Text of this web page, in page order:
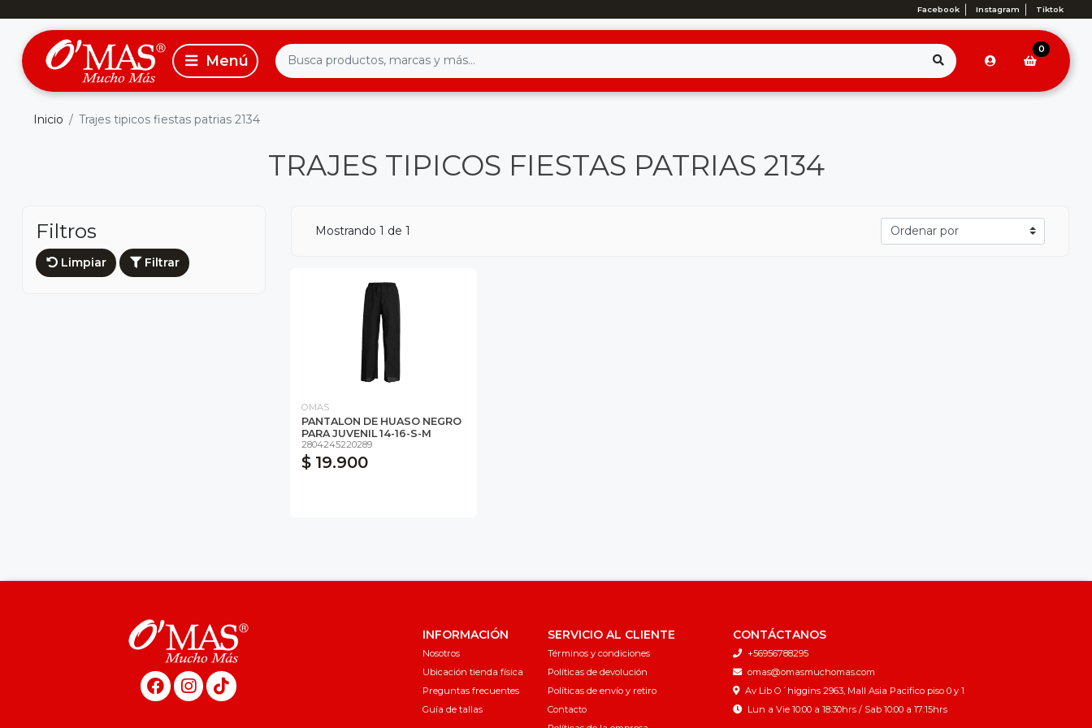
Facebook Instagram Tiktok
0
Inicio Trajes tipicos fiestas patrias 2134
TRAJES TIPICOS FIESTAS PATRIAS 2134
Filtros
Limpiar Filtrar
Mostrando 1 de 1
OMAS
PANTALON DE HUASO NEGRO
PARA JUVENIL 14-16-S-M
2804245220289
$ 19.900
INFORMACIÓN
Nosotros
Ubicación tienda física
Preguntas frecuentes
Guía de tallas
SERVICIO AL CLIENTE
Términos y condiciones
Políticas de devolución
Políticas de envío y retiro
Contacto
CONTÁCTANOS
+56956788295
omas@omasmuchomas.com
Av Lib O´higgins 2963, Mall Asia Pacifico piso 0 y 1
Lun a Vie 10:00 a 18:30hrs / Sab 10:00 a 17:15hrs